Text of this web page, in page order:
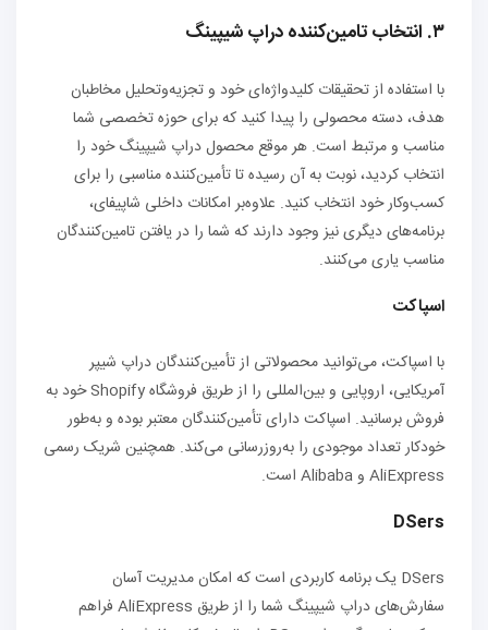
۳. انتخاب تامین‌کننده دراپ شیپینگ
با استفاده از تحقیقات کلیدواژه‌ای خود و تجزیه‌وتحلیل مخاطبان
هدف، دسته محصولی را پیدا کنید که برای حوزه تخصصی شما
مناسب و مرتبط است. هر موقع محصول دراپ شیپینگ خود را
انتخاب کردید، نوبت به آن رسیده تا تأمین‌کننده‌ مناسبی را برای
کسب‌وکار خود انتخاب کنید. علاوه‌بر امکانات داخلی شاپیفای،
برنامه‌های دیگری نیز وجود دارند که شما را در یافتن تامین‌کنند‌گان
مناسب یاری می‌کنند.
اسپاکت
با اسپاکت، می‌توانید محصولاتی از تأمین‌کنند‌گان دراپ شیپر
آمریکایی، اروپایی و بین‌المللی را از طریق فروشگاه Shopify خود به
فروش برسانید. اسپاکت دارای تأمین‌کنند‌گان معتبر بوده و به‌طور
خودکار تعداد موجودی را به‌روزرسانی می‌کند. همچنین شریک رسمی
AliExpress و Alibaba است.
DSers
DSers یک برنامه کاربردی است که امکان مدیریت آسان
سفارش‌های دراپ شیپینگ شما را از طریق AliExpress فراهم